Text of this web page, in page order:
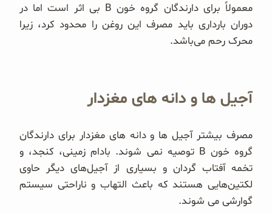
معمولاً برای دارندگان گروه خون B بی اثر است اما در
دوران بارداری باید مصرف این روغن را محدود کرد، زیرا
محرک رحم می‌باشد.
آجیل ها و دانه های مغزدار
مصرف بیشتر آجیل ها و دانه های مغزدار برای دارندگان
گروه خون B توصیه نمی شوند. بادام زمینی، کنجد، و
تخمه آفتاب گردان و بسیاری از آجیل‌های دیگر حاوی
لکتین‌هایی هستند که باعث التهاب و ناراحتی سیستم
گوارشی می شوند.